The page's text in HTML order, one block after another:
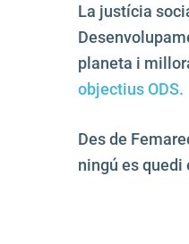
La justícia
planeta i
objectius ODS.
Des de
ningú es quedi